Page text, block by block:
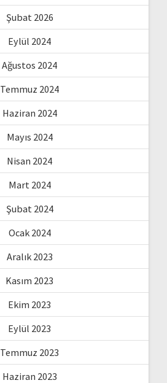
Şubat 2026
Eylül 2024
Ağustos 2024
Temmuz 2024
Haziran 2024
Mayıs 2024
Nisan 2024
Mart 2024
Şubat 2024
Ocak 2024
Aralık 2023
Kasım 2023
Ekim 2023
Eylül 2023
Temmuz 2023
Haziran 2023